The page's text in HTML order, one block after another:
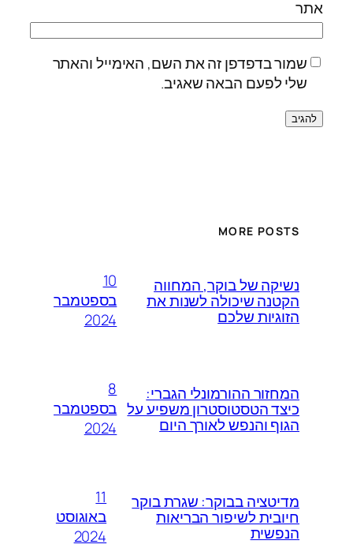
אתר
שמור בדפדפן זה את השם, האימייל והאתר
שלי לפעם הבאה שאגיב.
MORE POSTS
נשיקה של בוקר, המחווה
הקטנה שיכולה לשנות את
הזוגיות שלכם
10
בספטמבר
2024
המחזור ההורמונלי הגברי:
כיצד הטסטוסטרון משפיע על
הגוף והנפש לאורך היום
8
בספטמבר
2024
מדיטציה בבוקר: שגרת בוקר
חיובית לשיפור הבריאות
הנפשית
11
באוגוסט
2024